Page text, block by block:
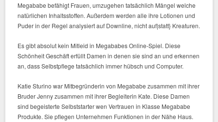
Megababe befähigt Frauen, umzugehen tatsächlich Mängel welche
natürlichen Inhaltsstoffen. Außerdem werden alle ihre Lotionen und
Puder in der Regel analysiert auf Downline, nicht auf|statt} Kreaturen.
Es gibt absolut kein Mitleid in Megababes Online-Spiel. Diese
Schönheit Geschäft erfüllt Damen in denen sie sind an und erkennen
an, dass Selbstpflege tatsächlich immer hübsch und Computer.
Katie Sturino war Mitbegründerin von Megababe zusammen mit ihrer
Bruder Jenny zusammen mit ihrer Begleiterin Kate. Diese Damen
sind begeisterte Selbststarter wen Vertrauen in Klasse Megababe
Produkte. Sie pflegen Unternehmen Funktionen in der Nähe Haus.